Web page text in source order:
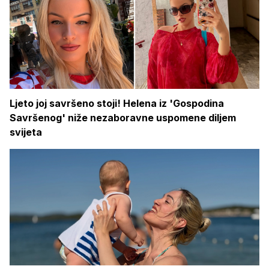
Ljeto joj savršeno stoji! Helena iz 'Gospodina
Savršenog' niže nezaboravne uspomene diljem
svijeta